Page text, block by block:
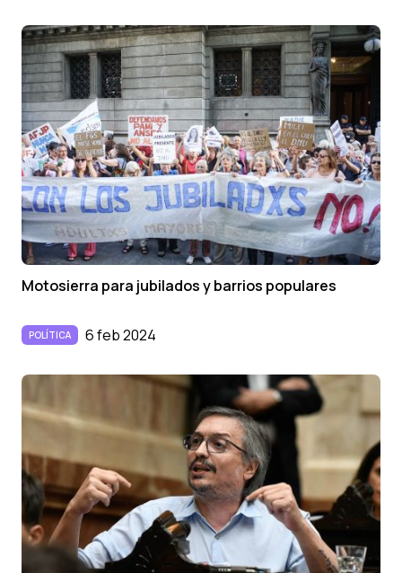
Motosierra para jubilados y barrios populares
POLÍTICA 6 feb 2024